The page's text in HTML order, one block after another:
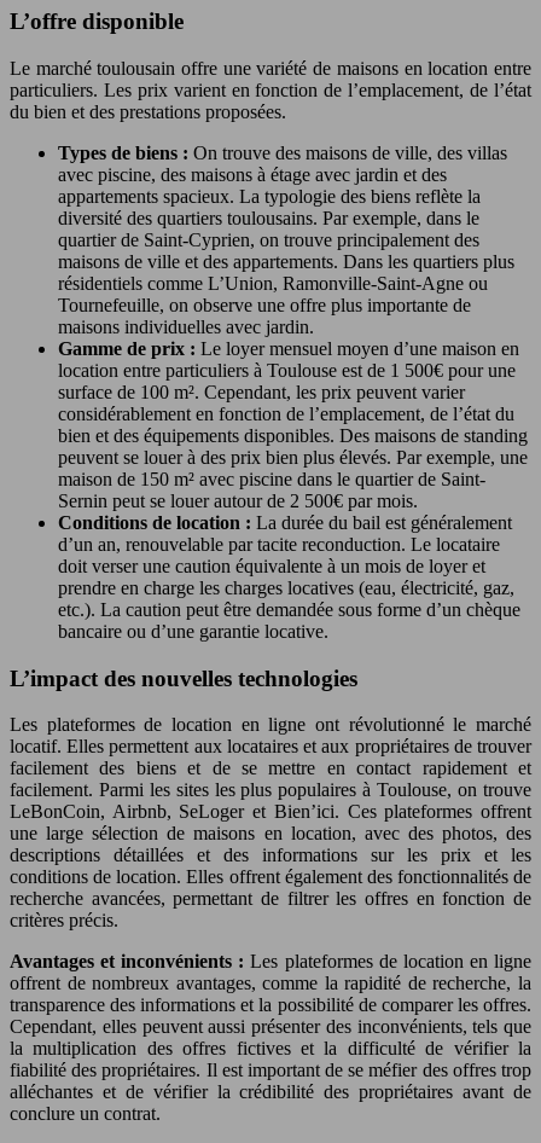
L’offre disponible
Le marché toulousain offre une variété de maisons en location entre
particuliers. Les prix varient en fonction de l’emplacement, de l’état
du bien et des prestations proposées.
Types de biens : On trouve des maisons de ville, des villas
avec piscine, des maisons à étage avec jardin et des
appartements spacieux. La typologie des biens reflète la
diversité des quartiers toulousains. Par exemple, dans le
quartier de Saint-Cyprien, on trouve principalement des
maisons de ville et des appartements. Dans les quartiers plus
résidentiels comme L’Union, Ramonville-Saint-Agne ou
Tournefeuille, on observe une offre plus importante de
maisons individuelles avec jardin.
Gamme de prix : Le loyer mensuel moyen d’une maison en
location entre particuliers à Toulouse est de 1 500€ pour une
surface de 100 m². Cependant, les prix peuvent varier
considérablement en fonction de l’emplacement, de l’état du
bien et des équipements disponibles. Des maisons de standing
peuvent se louer à des prix bien plus élevés. Par exemple, une
maison de 150 m² avec piscine dans le quartier de Saint-
Sernin peut se louer autour de 2 500€ par mois.
Conditions de location : La durée du bail est généralement
d’un an, renouvelable par tacite reconduction. Le locataire
doit verser une caution équivalente à un mois de loyer et
prendre en charge les charges locatives (eau, électricité, gaz,
etc.). La caution peut être demandée sous forme d’un chèque
bancaire ou d’une garantie locative.
L’impact des nouvelles technologies
Les plateformes de location en ligne ont révolutionné le marché
locatif. Elles permettent aux locataires et aux propriétaires de trouver
facilement des biens et de se mettre en contact rapidement et
facilement. Parmi les sites les plus populaires à Toulouse, on trouve
LeBonCoin, Airbnb, SeLoger et Bien’ici. Ces plateformes offrent
une large sélection de maisons en location, avec des photos, des
descriptions détaillées et des informations sur les prix et les
conditions de location. Elles offrent également des fonctionnalités de
recherche avancées, permettant de filtrer les offres en fonction de
critères précis.
Avantages et inconvénients :Les plateformes de location en ligne
offrent de nombreux avantages, comme la rapidité de recherche, la
transparence des informations et la possibilité de comparer les offres.
Cependant, elles peuvent aussi présenter des inconvénients, tels que
la multiplication des offres fictives et la difficulté de vérifier la
fiabilité des propriétaires. Il est important de se méfier des offres trop
alléchantes et de vérifier la crédibilité des propriétaires avant de
conclure un contrat.